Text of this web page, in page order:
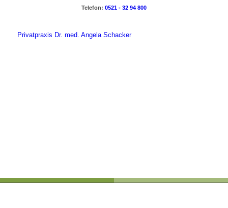
Telefon: 0521 - 32 94 800
Privatpraxis Dr. med. Angela Schacker